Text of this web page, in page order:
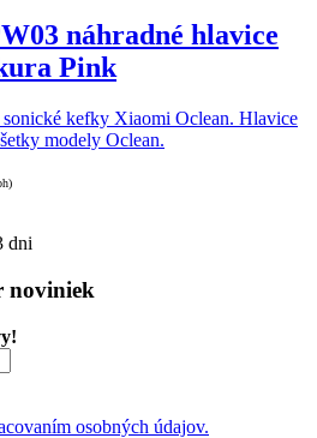
náhradné hlavice
Pink
sonické kefky Xiaomi Oclean. Hlavice
modely Oclean.
dni
noviniek
osobných údajov.